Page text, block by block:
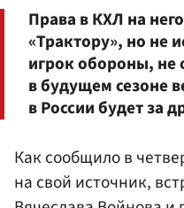
Права в КХЛ на
«Трактору», но не
игрок обороны,
в будущем сезоне
в России будет за
Как сообщило в
на свой источник,